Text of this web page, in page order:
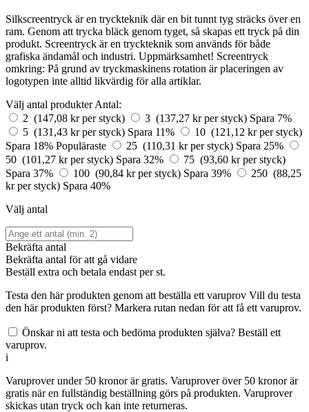
Silkscreentryck är en tryckteknik där en bit tunnt tyg sträcks över en
ram. Genom att trycka bläck genom tyget, så skapas ett tryck på din
produkt. Screentryck är en tryckteknik som används för både
grafiska ändamål och industri. Uppmärksamhet! Screentryck
omkring: På grund av tryckmaskinens rotation är placeringen av
logotypen inte alltid likvärdig för alla artiklar.
Välj antal produkter Antal:
2 (147,08 kr per styck)
3 (137,27 kr per styck) Spara 7%
5 (131,43 kr per styck) Spara 11%
10 (121,12 kr per styck)
Spara 18% Populäraste 25 (110,31 kr per styck) Spara 25%
50 (101,27 kr per styck) Spara 32%
75 (93,60 kr per styck)
Spara 37%
100 (90,84 kr per styck) Spara 39%
250 (88,25
kr per styck) Spara 40%
Välj antal
Bekräfta antal
Bekräfta antal för att gå vidare
Beställ extra och betala endast per st.
Testa den här produkten genom att beställa ett varuprov Vill du testa
den här produkten först? Markera rutan nedan för att få ett varuprov.
Önskar ni att testa och bedöma produkten själva? Beställ ett
varuprov.
i
Varuprover under 50 kronor är gratis. Varuprover över 50 kronor är
gratis när en fullständig beställning görs på produkten. Varuprover
skickas utan tryck och kan inte returneras.